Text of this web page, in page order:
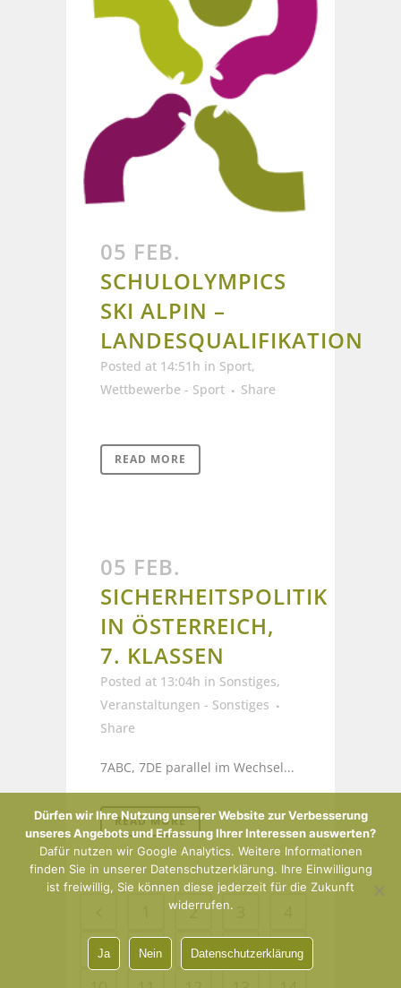
05 FEB.
SCHULOLYMPICS
SKI ALPIN –
LANDESQUALIFIKATION
Posted at 14:51h in Sport,
Wettbewerbe - Sport
Share
READ MORE
05 FEB.
SICHERHEITSPOLITIK
IN ÖSTERREICH,
7. KLASSEN
Posted at 13:04h in Sonstiges,
Veranstaltungen - Sonstiges
Share
7ABC, 7DE parallel im Wechsel...
READ MORE
2
5
6 7 8
9
Dürfen wir Ihre Nutzung unserer Website zur Verbesserung
unseres Angebots und Erfassung Ihrer Interessen auswerten?
Dafür nutzen wir Google Analytics. Weitere Informationen
finden Sie in unserer Datenschutzerklärung. Ihre Einwilligung
ist freiwillig, Sie können diese jederzeit für die Zukunft
widerrufen.
Ja Nein Datenschutzerklärung